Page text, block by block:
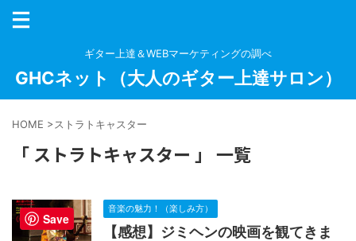
ギター上達＆WEBマーケティングの調べ
GHCネット（大人のギター上達サロン）
HOME >ストラトキャスター
「 ストラトキャスター 」 一覧
音楽の魅力！（楽しみ方）
【感想】ジミヘンの映画を観てきま
Save